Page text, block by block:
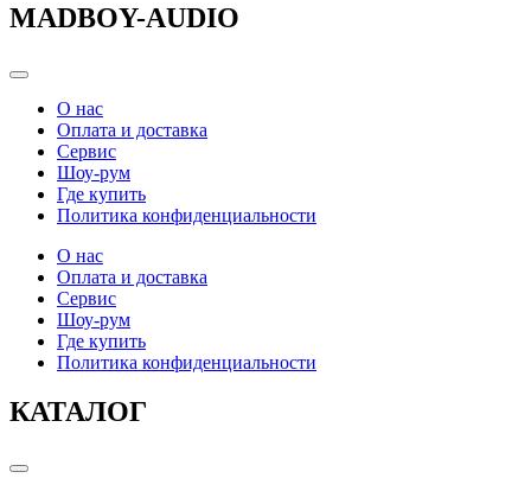
MADBOY-AUDIO
Categories
О нас
Оплата и доставка
Сервис
Шоу-рум
Где купить
Политика конфиденциальности
О нас
Оплата и доставка
Сервис
Шоу-рум
Где купить
Политика конфиденциальности
КАТАЛОГ
Categories